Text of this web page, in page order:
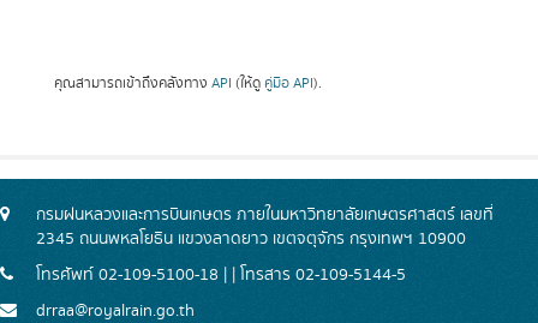
คุณสามารถเข้าถึงคลังทาง API (ให้ดู คู่มือ API).
กรมฝนหลวงและการบินเกษตร ภายในมหาวิทยาลัยเกษตรศาสตร์ เลขที่
2345 ถนนพหลโยธิน แขวงลาดยาว เขตจตุจักร กรุงเทพฯ 10900
โทรศัพท์ 02-109-5100-18 | | โทรสาร 02-109-5144-5
drraa@royalrain.go.th